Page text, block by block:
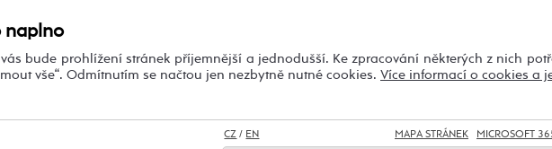
naplno
bude prohlížení stránek příjemnější a jednodušší. Ke zpracování některých z nich
vše“. Odmítnutím se načtou jen nezbytně nutné cookies. Více informací o cookies a
CZ / EN MAPA STRÁNEK MICROSOFT